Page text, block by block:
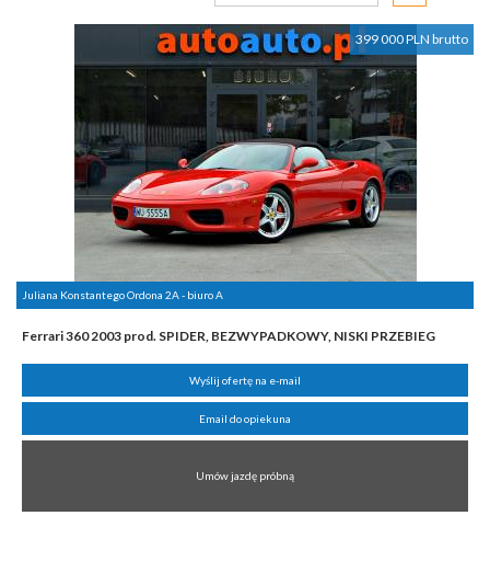
399 000 PLN brutto
Juliana Konstantego Ordona 2A - biuro A
Ferrari 360 2003 prod. SPIDER, BEZWYPADKOWY, NISKI PRZEBIEG
Wyślij ofertę na e-mail
Email do opiekuna
Umów jazdę próbną